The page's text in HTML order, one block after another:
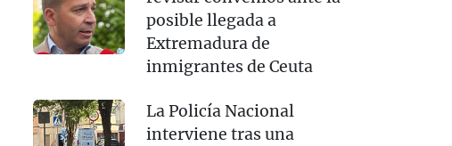
posible llegada a
Extremadura de
inmigrantes de Ceuta
La Policía Nacional
interviene tras una